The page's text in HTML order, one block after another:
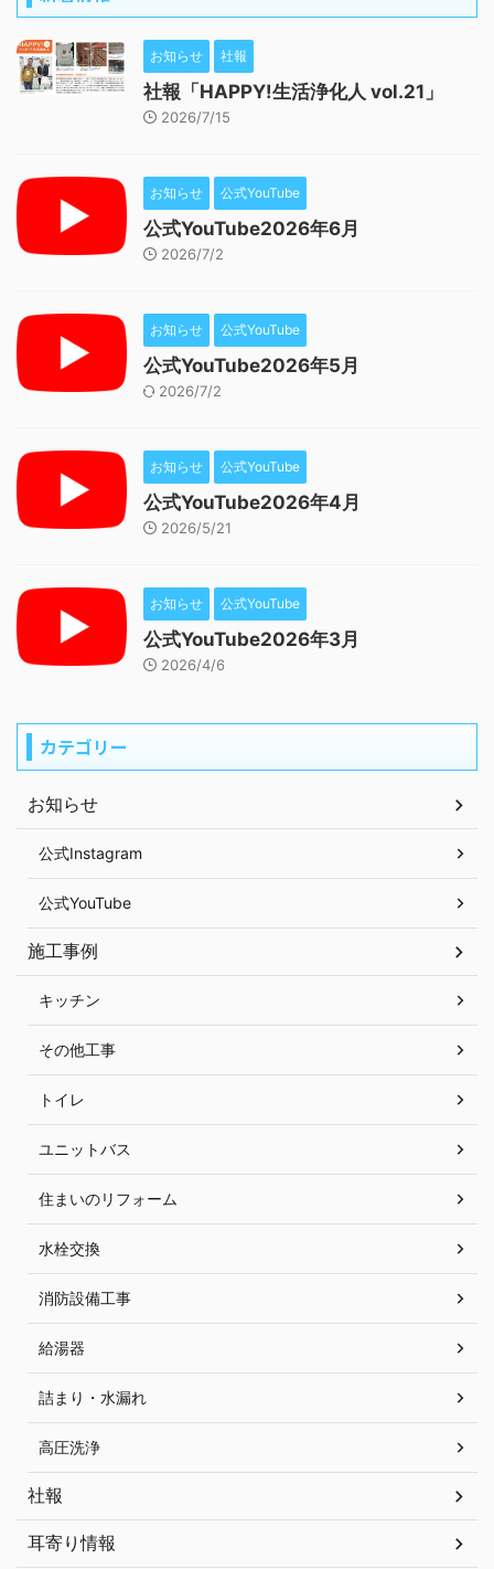
お知らせ 社報
社報「HAPPY!生活浄化人 vol.21」
2026/7/15
お知らせ 公式YouTube
公式YouTube2026年6月
2026/7/2
お知らせ 公式YouTube
公式YouTube2026年5月
2026/7/2
お知らせ 公式YouTube
公式YouTube2026年4月
2026/5/21
お知らせ 公式YouTube
公式YouTube2026年3月
2026/4/6
カテゴリー
お知らせ
公式Instagram
公式YouTube
施工事例
キッチン
その他工事
トイレ
ユニットバス
住まいのリフォーム
水栓交換
消防設備工事
給湯器
詰まり・水漏れ
高圧洗浄
社報
耳寄り情報